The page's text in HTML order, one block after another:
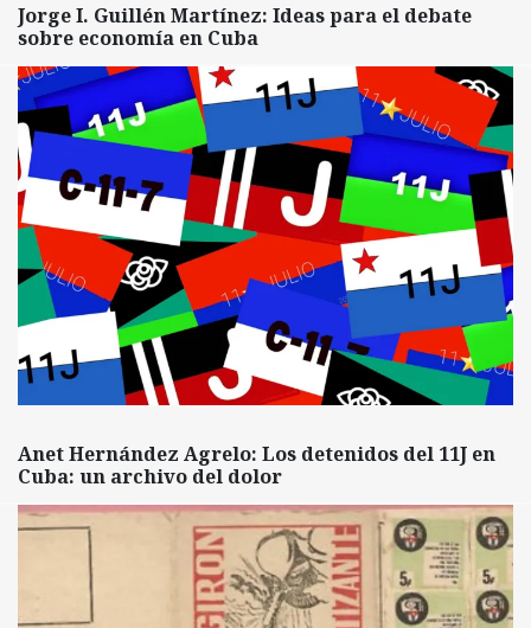
Jorge I. Guillén Martínez: Ideas para el debate
sobre economía en Cuba
Anet Hernández Agrelo: Los detenidos del 11J en
Cuba: un archivo del dolor